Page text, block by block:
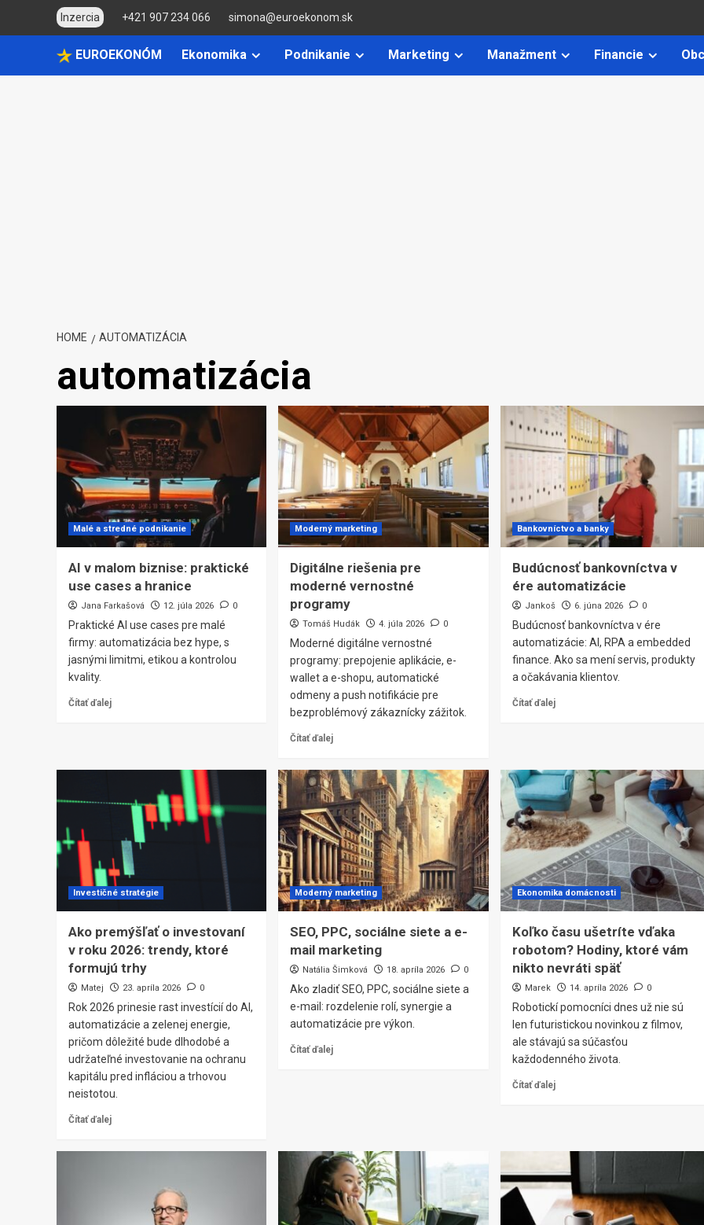
Inzercia +421 907 234 066 simona@euroekonom.sk
EUROEKONÓM Ekonomika Podnikanie Marketing Manažment Financie
HOME AUTOMATIZÁCIA
automatizácia
Malé a stredné podnikanie
AI v malom biznise: praktické
use cases a hranice
Jana Farkašová 12. júla 2026 0
Praktické AI use cases pre malé
firmy: automatizácia bez hype, s
jasnými limitmi, etikou a kontrolou
kvality.
Čítať ďalej
Moderný marketing
Digitálne riešenia pre
moderné vernostné
programy
Tomáš Hudák 4. júla 2026 0
Moderné digitálne vernostné
programy: prepojenie aplikácie, e-
wallet a e-shopu, automatické
odmeny a push notifikácie pre
bezproblémový zákaznícky zážitok.
Čítať ďalej
Bankovníctvo a banky
Budúcnosť bankovníctva v
ére automatizácie
Jankoš 6. júna 2026 0
Budúcnosť bankovníctva v ére
automatizácie: AI, RPA a embedded
finance. Ako sa mení servis, produkty
a očakávania klientov.
Čítať ďalej
Investičné stratégie
Ako premýšľať o investovaní
v roku 2026: trendy, ktoré
formujú trhy
Matej 23. apríla 2026 0
Rok 2026 prinesie rast investícií do AI,
automatizácie a zelenej energie,
pričom dôležité bude dlhodobé a
udržateľné investovanie na ochranu
kapitálu pred infláciou a trhovou
neistotou.
Čítať ďalej
Moderný marketing
SEO, PPC, sociálne siete a e-
mail marketing
Natália Šimková 18. apríla 2026 0
Ako zladiť SEO, PPC, sociálne siete a
e-mail: rozdelenie rolí, synergie a
automatizácie pre výkon.
Čítať ďalej
Ekonomika domácnosti
Koľko času ušetríte vďaka
robotom? Hodiny, ktoré vám
nikto nevráti späť
Marek 14. apríla 2026 0
Robotickí pomocníci dnes už nie sú
len futuristickou novinkou z filmov,
ale stávajú sa súčasťou
každodenného života.
Čítať ďalej